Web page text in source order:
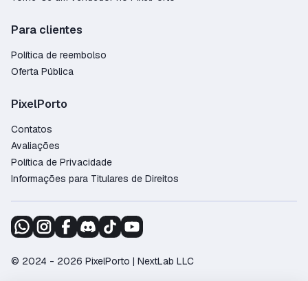
Para clientes
Política de reembolso
Oferta Pública
PixelPorto
Contatos
Avaliações
Política de Privacidade
Informações para Titulares de Direitos
© 2024 - 2026 PixelPorto | NextLab LLC